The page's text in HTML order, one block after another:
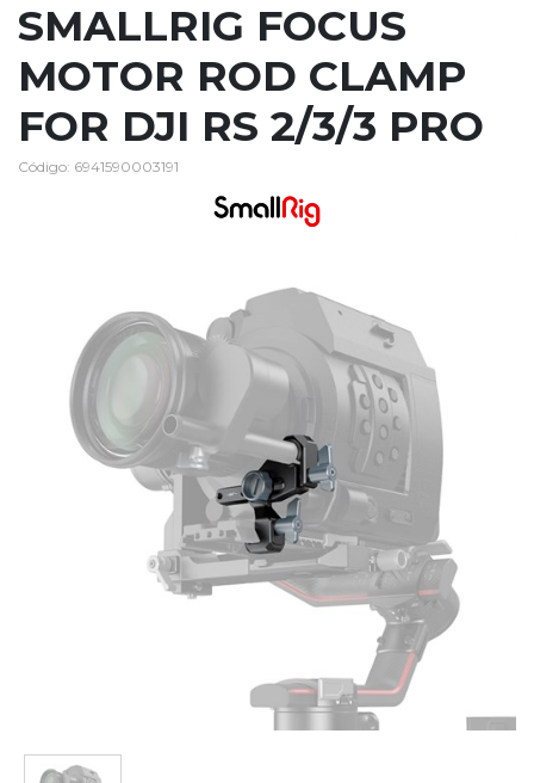
SMALLRIG FOCUS
MOTOR ROD CLAMP
FOR DJI RS 2/3/3 PRO
Código: 6941590003191